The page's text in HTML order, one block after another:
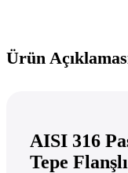
Ürün
AISI 316
Tepe